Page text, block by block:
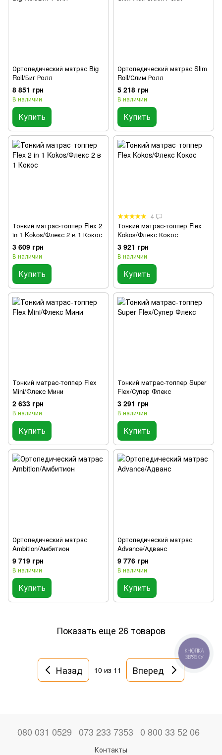
Ортопедический матрас Big
Roll/Биг Ролл
8 851 грн
В наличии
Купить
Ортопедический матрас Slim
Roll/Слим Ролл
5 218 грн
В наличии
Купить
Тонкий матрас-топпер Flex 2
in 1 Kokos/Флекс 2 в 1 Кокос
3 609 грн
В наличии
Купить
4
Тонкий матрас-топпер Flex
Kokos/Флекс Кокос
3 921 грн
В наличии
Купить
Тонкий матрас-топпер Flex
Mini/Флекс Мини
2 633 грн
В наличии
Купить
Тонкий матрас-топпер Super
Flex/Супер Флекс
3 291 грн
В наличии
Купить
Ортопедический матрас
Ambition/Амбитион
9 719 грн
В наличии
Купить
Ортопедический матрас
Advance/Адванс
9 776 грн
В наличии
Купить
Показать еще 26 товаров
Назад 10 из 11 Вперед
080 031 0529 073 233 7353 0 800 33 52 06
Контакты
КНОПКА
ЗВ'ЯЗКУ